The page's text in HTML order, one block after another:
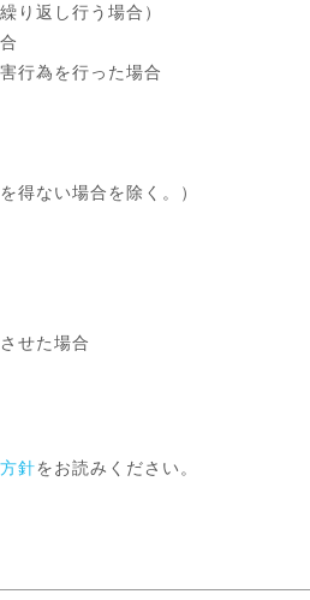
り返し行う場合）
行為を行った場合
得ない場合を除く。）
せた場合
針をお読みください。